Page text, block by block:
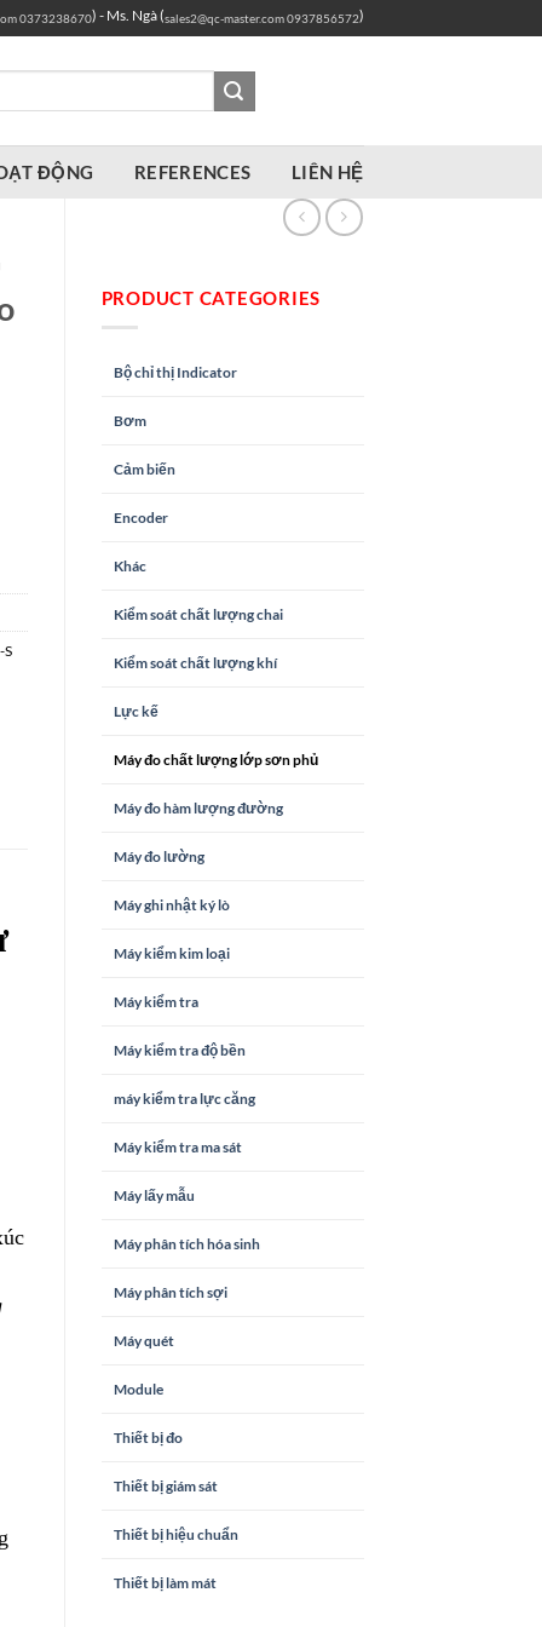
0373238670) - Ms. Ngà (sales2@qc-master.com0937856572)
ĐỘNG REFERENCES LIÊN HỆ
PRODUCT CATEGORIES
Bộ chỉ thị Indicator
Bơm
Cảm biến
Encoder
Khác
Kiểm soát chất lượng chai
Kiểm soát chất lượng khí
Lực kế
Máy đo chất lượng lớp sơn phủ
Máy đo hàm lượng đường
Máy đo lường
Máy ghi nhật ký lò
Máy kiểm kim loại
Máy kiểm tra
Máy kiểm tra độ bền
máy kiểm tra lực căng
Máy kiểm tra ma sát
Máy lấy mẫu
Máy phân tích hóa sinh
Máy phân tích sợi
Máy quét
Module
Thiết bị đo
Thiết bị giám sát
Thiết bị hiệu chuẩn
Thiết bị làm mát